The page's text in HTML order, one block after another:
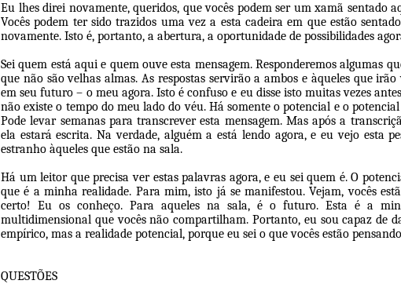
Eu lhes direi novamente, queridos, que vocês podem ser um xamã sentado
Vocês podem ter sido trazidos uma vez a esta cadeira em que estão
novamente. Isto é, portanto, a abertura, a oportunidade de possibilidades
Sei quem está aqui e quem ouve esta mensagem. Responderemos algumas
que não são velhas almas. As respostas servirão a ambos e àqueles que
em seu futuro – o meu agora. Isto é confuso e eu disse isto muitas vezes
não existe o tempo do meu lado do véu. Há somente o potencial e o
Pode levar semanas para transcrever esta mensagem. Mas após a
ela estará escrita. Na verdade, alguém a está lendo agora, e eu vejo esta
estranho àqueles que estão na sala.
Há um leitor que precisa ver estas palavras agora, e eu sei quem é. O
que é a minha realidade. Para mim, isto já se manifestou. Vejam, vocês
certo! Eu os conheço. Para aqueles na sala, é o futuro. Esta é a
multidimensional que vocês não compartilham. Portanto, eu sou capaz de
empírico, mas a realidade potencial, porque eu sei o que vocês estão
QUESTÕES